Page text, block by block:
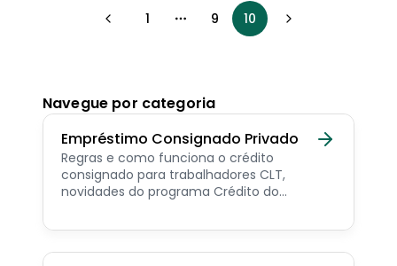
1 More pages
9 10
Navegue por categoria
Empréstimo Consignado Privado
Regras e como funciona o crédito
consignado para trabalhadores CLT,
novidades do programa Crédito do
consignado privado.